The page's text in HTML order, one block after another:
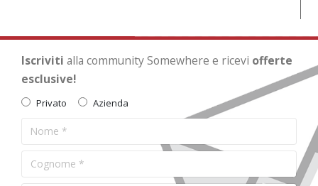
Iscriviti alla community Somewhere e ricevi offerte
esclusive!
Privato Azienda